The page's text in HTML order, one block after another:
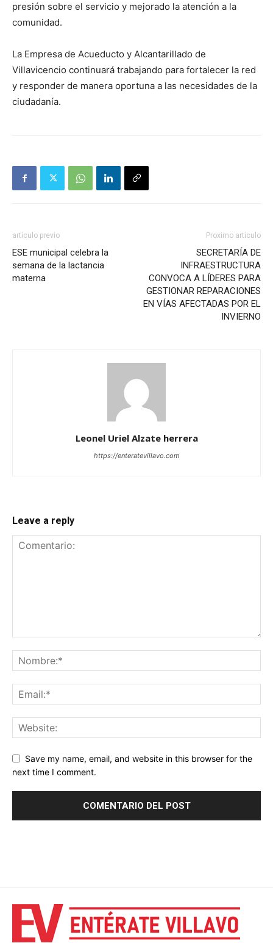
presión sobre el servicio y mejorado la atención a la
comunidad.
La Empresa de Acueducto y Alcantarillado de
Villavicencio continuará trabajando para fortalecer la red
y responder de manera oportuna a las necesidades de la
ciudadanía.
articulo previo
ESE municipal celebra la
semana de la lactancia
materna
Proximo articulo
SECRETARÍA DE
INFRAESTRUCTURA
CONVOCA A LÍDERES PARA
GESTIONAR REPARACIONES
EN VÍAS AFECTADAS POR EL
INVIERNO
Leonel Uriel Alzate herrera
https://enteratevillavo.com
Leave a reply
Save my name, email, and website in this browser for the
next time I comment.